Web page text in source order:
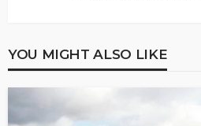
YOU MIGHT ALSO LIKE